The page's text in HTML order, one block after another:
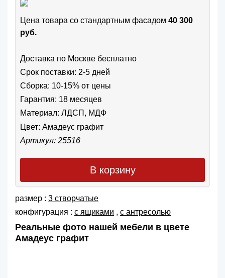
Цена товара cо стандартным фасадом 40 300
руб.
Доставка по Москве бесплатно
Срок поставки: 2-5 дней
Сборка: 10-15% от цены
Гарантия: 18 месяцев
Материал: ЛДСП, МДФ
Цвет: Амадеус графит
Артикул: 25516
В корзину
размер : 3 створчатые
конфигурация : с ящиками , с антресолью
Реальные фото нашей мебели в цвете
Амадеус графит